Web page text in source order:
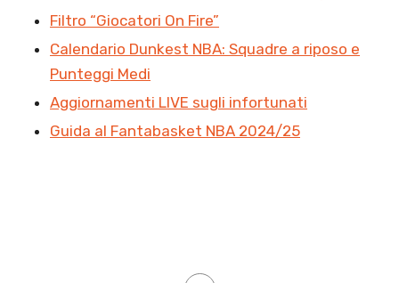
Filtro “Giocatori On Fire”
Calendario Dunkest NBA: Squadre a riposo e
Punteggi Medi
Aggiornamenti LIVE sugli infortunati
Guida al Fantabasket NBA 2024/25